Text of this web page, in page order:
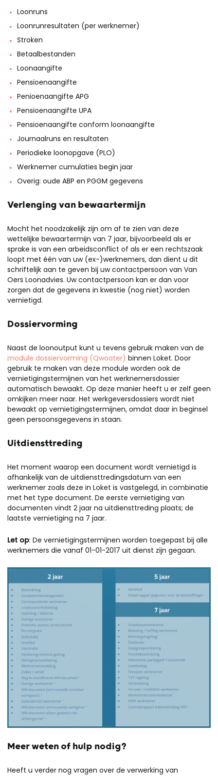
Loonruns
Loonrunresultaten (per werknemer)
Stroken
Betaalbestanden
Loonaangifte
Pensioenaangifte
Penioenaangifte APG
Pensioenaangifte UPA
Pensioenaangifte conform loonaangifte
Journaalruns en resultaten
Periodieke loonopgave (PLO)
Werknemer cumulaties begin jaar
Overig: oude ABP en PGGM gegevens
Verlenging van bewaartermijn
Mocht het noodzakelijk zijn om af te zien van deze
wettelijke bewaartermijn van 7 jaar, bijvoorbeeld als er
sprake is van een arbeidsconflict of als er een rechtszaak
loopt met één van uw (ex-)werknemers, dan dient u dit
schriftelijk aan te geven bij uw contactpersoon van Van
Oers Loonadvies. Uw contactpersoon kan er dan voor
zorgen dat de gegevens in kwestie (nog niet) worden
vernietigd.
Dossiervorming
Naast de loonoutput kunt u tevens gebruik maken van de
module dossiervorming (Qwoater) binnen Loket. Door
gebruik te maken van deze module worden ook de
vernietigingstermijnen van het werknemersdossier
automatisch bewaakt. Op deze manier heeft u er zelf geen
omkijken meer naar. Het werkgeversdossiers wordt niet
bewaakt op vernietigingstermijnen, omdat daar in beginsel
geen persoonsgegevens in staan.
Uitdiensttreding
Het moment waarop een document wordt vernietigd is
afhankelijk van de uitdiensttredingsdatum van een
werknemer zoals deze in Loket is vastgelegd, in combinatie
met het type document. De eerste vernietiging van
documenten vindt 2 jaar na uitdiensttreding plaats; de
laatste vernietiging na 7 jaar.
Let op: De vernietigingstermijnen worden toegepast bij alle
werknemers die vanaf 01-01-2017 uit dienst zijn gegaan.
Meer weten of hulp nodig?
Heeft u verder nog vragen over de verwerking van